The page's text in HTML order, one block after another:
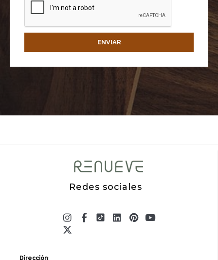
ENVIAR
Redes sociales
Instagram
Facebook-
f
Linkedin
Pinterest
Youtube
X-
twitter
Dirección: